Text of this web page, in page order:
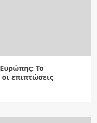
Το
επιπτώσεις